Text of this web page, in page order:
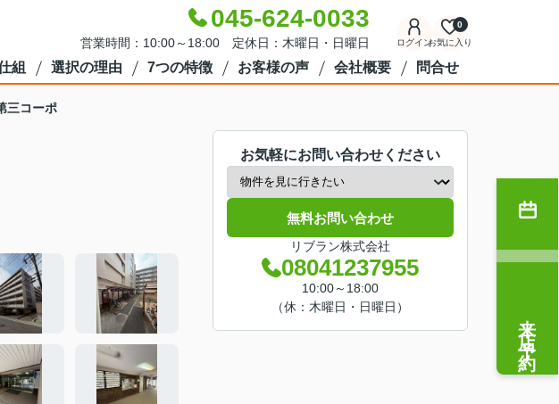
045-624-0033
営業時間：10:00～18:00 定休日：木曜日・日曜日 ログインお気に入り
0
組 選択の理由 7つの特徴 お客様の声 会社概要 問合せ
三コーポ
お気軽にお問い合わせください
無料お問い合わせ
リブラン株式会社
08041237955
10:00～18:00
（休：木曜日・日曜日）
来店予約